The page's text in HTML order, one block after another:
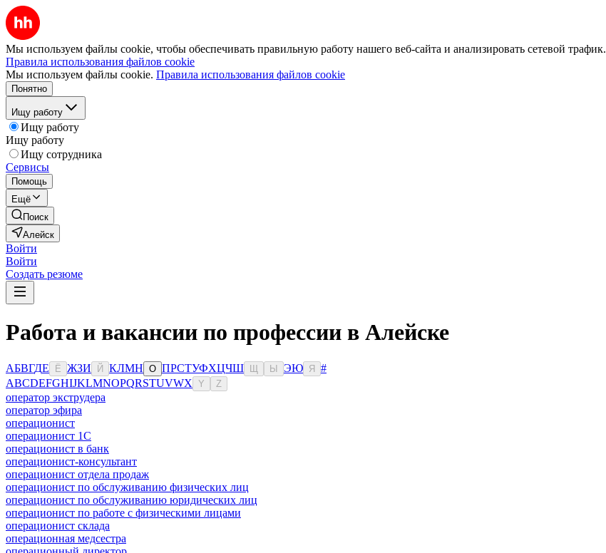
Мы используем файлы cookie, чтобы обеспечивать правильную работу нашего веб-сайта и анализировать сетевой трафик.
Правила использования файлов cookie
Мы используем файлы cookie. Правила использования файлов cookie
Понятно
Ищу работу
Ищу работу
Ищу работу
Ищу сотрудника
Сервисы
Помощь
Ещё
Поиск
Алейск
Войти
Войти
Создать резюме
Работа и вакансии по профессии в Алейске
АБВГДЕ Ё ЖЗИ Й КЛМН О ПРСТУФХЦЧШ Ы ЭЮ Я
#
ABCDEFGHIJKLMNOPQRSTUVWX Y Z
оператор экструдера
оператор эфира
операционист
операционист 1С
операционист в банк
операционист-консультант
операционист отдела продаж
операционист по обслуживанию физических лиц
операционист по обслуживанию юридических лиц
операционист по работе с физическими лицами
операционист склада
операционная медсестра